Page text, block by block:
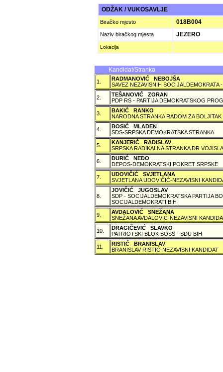
ODŽAK / VUKOSAVLJE
Biračko mjesto 018B004
Naziv biračkog mjesta JEZERO
Lokacija
Kandidat/Stranka
1.
RADMANOVIĆ NEBOJŠA
SAVEZ NEZAVISNIH SOCIJALDEMOKRATA
2.
TEŠANOVIĆ ZORAN
PDP RS - PARTIJA DEMOKRATSKOG
3.
BAKIĆ RANKO
NARODNA STRANKA RADOM ZA BOLJITAK
4.
BOSIĆ MLADEN
SDS-SRPSKA DEMOKRATSKA STRANKA
5.
KANJERIĆ RADISLAV
SRPSKA RADIKALNA STRANKA DR
6.
ÐURIĆ NEÐO
DEPOS-DEMOKRATSKI POKRET SRPSKE
7.
UDOVIČIĆ SVJETLANA
SVJETLANA UDOVIČIĆ-NEZAVISNI
8.
JOVIČIĆ JUGOSLAV
SDP - SOCIJALDEMOKRATSKA PARTIJA
SOCIJALDEMOKRATI BIH
9.
AVDALOVIĆ SNEŽANA
SNEŽANA AVDALOVIĆ-NEZAVISNI
10.
DRAGIČEVIĆ SLAVKO
PATRIOTSKI BLOK BOSS - SDU BIH
11.
RISTIĆ BRANISLAV
BRANISLAV RISTIĆ-NEZAVISNI KANDIDAT